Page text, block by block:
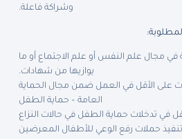
وشراكة فاعلة.
مجال علم النفس أو علم الاجتماع أو ما
يوازيها من شهادات.
على الأقل في العمل ضمن مجال الحماية
العامة – حماية الطفل
في تدخلات حماية الطفل في حالات النزاع
حملات رفع الوعي للأطفال المعرضين